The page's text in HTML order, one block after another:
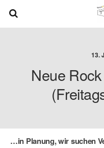
13.
Neue
…in Planung, wir suchen